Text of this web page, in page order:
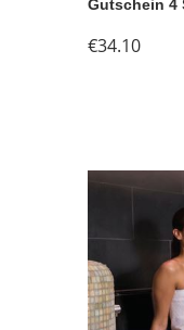
Gutschein 4
€34.10